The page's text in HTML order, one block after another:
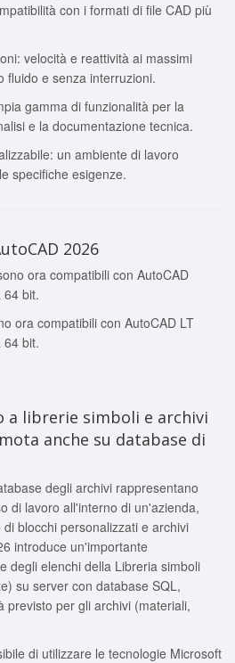
con i formati di file CAD più
velocità e reattività ai massimi
fluido e senza interruzioni.
gamma di funzionalità per la
e la documentazione tecnica.
un ambiente di lavoro
specifiche esigenze.
2026
ora compatibili con AutoCAD
64 bit.
ora compatibili con AutoCAD LT
64 bit.
a librerie simboli e archivi
anche su database di
degli archivi rappresentano
di lavoro all'interno di un'azienda,
blocchi personalizzati e archivi
introduce un'importante
degli elenchi della Libreria simboli
su server con database SQL,
previsto per gli archivi (materiali,
di utilizzare le tecnologie Microsoft